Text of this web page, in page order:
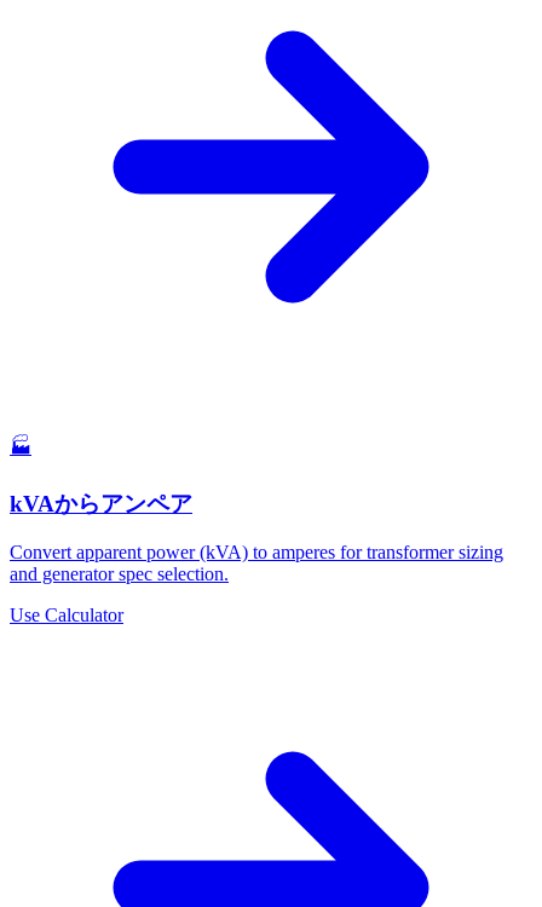
🏭
kVAからアンペア
Convert apparent power (kVA) to amperes for transformer sizing
and generator spec selection.
Use Calculator